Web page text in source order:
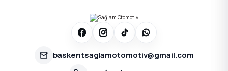
baskentsaglamotomotiv@gmail.com